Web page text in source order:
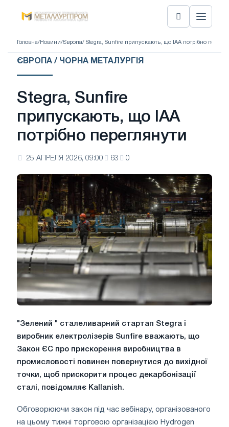
Головна/ Новини/Європа/ Stegra, Sunfire припускають, що IAA потрібно
ЄВРОПА / ЧОРНА МЕТАЛУРГІЯ
Stegra, Sunfire
припускають, що IAA
потрібно переглянути
25 АПРЕЛЯ 2026, 09:00 63 0
"Зелений " сталеливарний стартап Stegra і
виробник електролізерів Sunfire вважають, що
Закон ЄС про прискорення виробництва в
промисловості повинен повернутися до вихідної
точки, щоб прискорити процес декарбонізації
сталі, повідомляє Kallanish.
Обговорюючи закон під час вебінару, організованого
на цьому тижні торговою організацією Hydrogen